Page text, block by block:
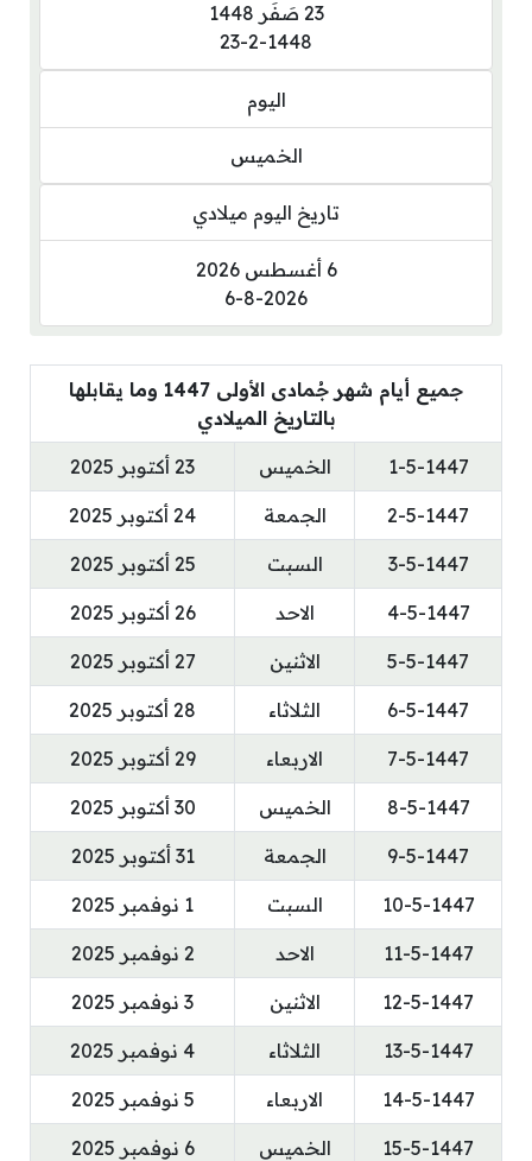
23 صَفَر 1448
23-2-1448
اليوم
الخميس
تاريخ اليوم ميلادي
6 أغسطس 2026
6-8-2026
جميع أيام شهر جُمادى الأولى 1447 وما يقابلها
بالتاريخ الميلادي
1-5-1447 الخميس 23 أكتوبر 2025
2-5-1447 الجمعة 24 أكتوبر 2025
3-5-1447 السبت 25 أكتوبر 2025
4-5-1447 الاحد 26 أكتوبر 2025
5-5-1447 الاثنين 27 أكتوبر 2025
6-5-1447 الثلاثاء 28 أكتوبر 2025
7-5-1447 الاربعاء 29 أكتوبر 2025
8-5-1447 الخميس 30 أكتوبر 2025
9-5-1447 الجمعة 31 أكتوبر 2025
10-5-1447 السبت 1 نوفمبر 2025
11-5-1447 الاحد 2 نوفمبر 2025
12-5-1447 الاثنين 3 نوفمبر 2025
13-5-1447 الثلاثاء 4 نوفمبر 2025
14-5-1447 الاربعاء 5 نوفمبر 2025
15-5-1447 الخميس 6 نوفمبر 2025